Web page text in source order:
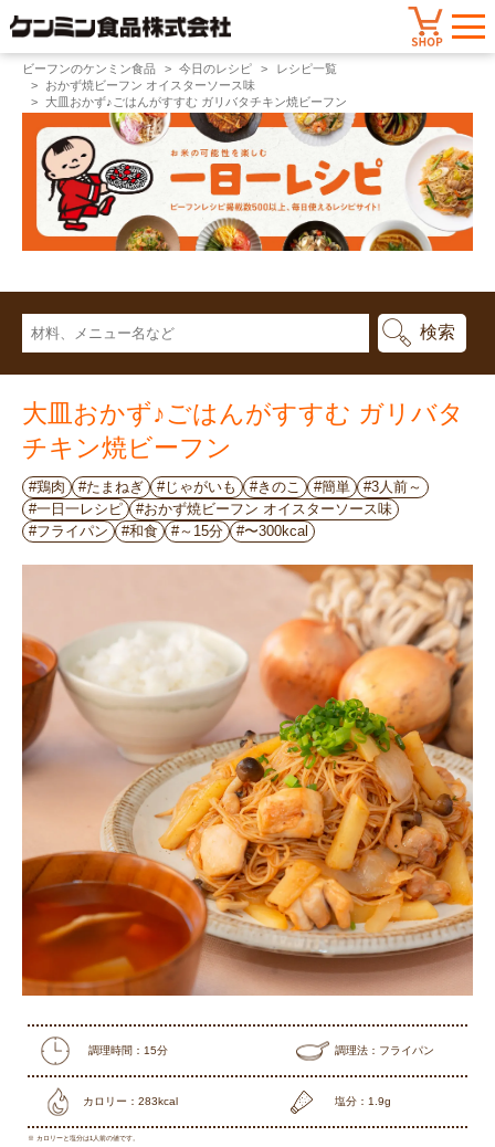
ビーフンのケンミン食品 今日のレシピ
レシピ一覧
おかず焼ビーフン オイスターソース味
大皿おかず♪ごはんがすすむ ガリバタチキン焼ビーフン
大皿おかず♪ごはんがすすむ ガリバタ
チキン焼ビーフン
#鶏肉 #たまねぎ #じゃがいも #きのこ #簡単
#3人前～
#一日一レシピ
#おかず焼ビーフン オイスターソース味
#フライパン
#和食 #～15分 #〜300kcal
調理時間：15分 調理法：フライパン
カロリー：283kcal 塩分：1.9g
※ カロリーと塩分は1人前の値です。